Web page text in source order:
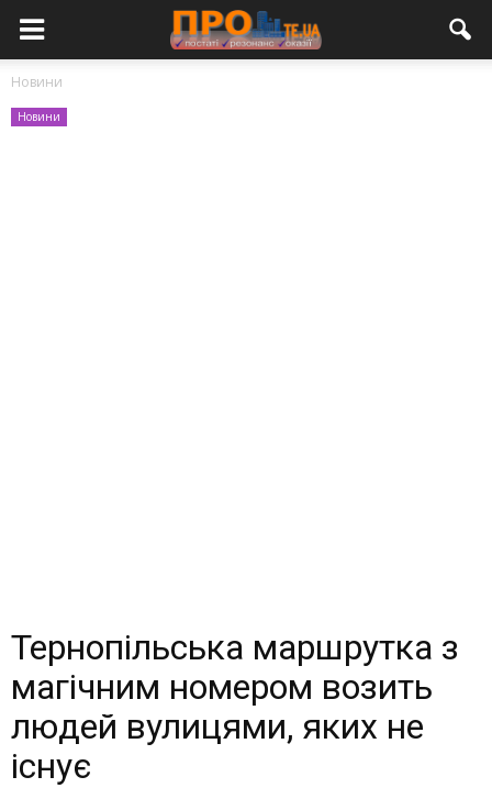
Новини
Новини
Тернопільська маршрутка з
магічним номером возить
людей вулицями, яких не
існує